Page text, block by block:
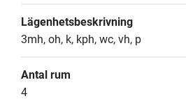
Lägenhetsbeskrivning
3mh, oh, k, kph, wc, vh, p
Antal rum
4